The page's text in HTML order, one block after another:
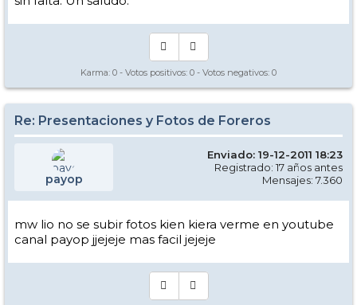
Karma: 0 - Votos positivos: 0 - Votos negativos: 0
Re: Presentaciones y Fotos de Foreros
payop
Enviado: 19-12-2011 18:23
Registrado: 17 años antes
Mensajes: 7.360
mw lio no se subir fotos kien kiera verme en youtube
canal payop jjejeje mas facil jejeje